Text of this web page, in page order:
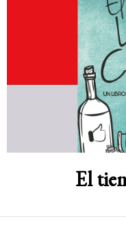
El